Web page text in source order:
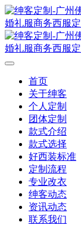
首页
关于绅客
个人定制
团体定制
款式介绍
款式选择
好西装标准
定制流程
专业改衣
绅客动态
资讯动态
联系我们